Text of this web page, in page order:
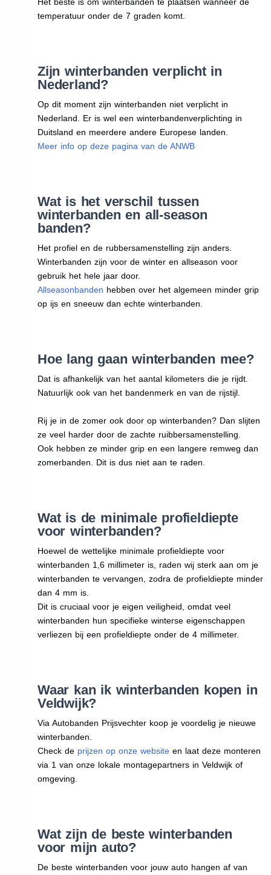
temperatuur onder de 7 graden komt.
Zijn winterbanden verplicht in
Nederland?
Op dit moment zijn winterbanden niet verplicht in
Nederland. Er is wel een winterbandenverplichting in
Duitsland en meerdere andere Europese landen.
Meer info op deze pagina van de ANWB
Wat is het verschil tussen
winterbanden en all-season
banden?
Het profiel en de rubbersamenstelling zijn anders.
Winterbanden zijn voor de winter en allseason voor
gebruik het hele jaar door.
Allseasonbanden hebben over het algemeen minder grip
op ijs en sneeuw dan echte winterbanden.
Hoe lang gaan winterbanden mee?
Dat is afhankelijk van het aantal kilometers die je rijdt.
Natuurlijk ook van het bandenmerk en van de rijstijl.
Rij je in de zomer ook door op winterbanden? Dan slijten
ze veel harder door de zachte ruibbersamenstelling.
Ook hebben ze minder grip en een langere remweg dan
zomerbanden. Dit is dus niet aan te raden.
Wat is de minimale profieldiepte
voor winterbanden?
Hoewel de wettelijke minimale profieldiepte voor
winterbanden 1,6 millimeter is, raden wij sterk aan om je
winterbanden te vervangen, zodra de profieldiepte minder
dan 4 mm is.
Dit is cruciaal voor je eigen veiligheid, omdat veel
winterbanden hun specifieke winterse eigenschappen
verliezen bij een profieldiepte onder de 4 millimeter.
Waar kan ik winterbanden kopen in
Veldwijk?
Via Autobanden Prijsvechter koop je voordelig je nieuwe
winterbanden.
Check de prijzen op onze websiteen laat deze monteren
via 1 van onze lokale montagepartners in Veldwijk of
omgeving.
Wat zijn de beste winterbanden
voor mijn auto?
De beste winterbanden voor jouw auto hangen af van